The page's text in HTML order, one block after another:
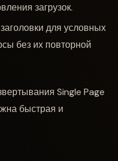
загрузок.
для условных
без их повторной
Single Page
быстрая и